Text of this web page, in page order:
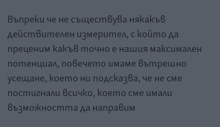
Въпреки че не съществува някакъв
действителен измерител, с който да
преценим какъв точно е нашия максимален
потенциал, повечето имаме вътрешно
усещане, което ни подсказва, че не сме
постигнали всичко, което сме имали
възможността да направим